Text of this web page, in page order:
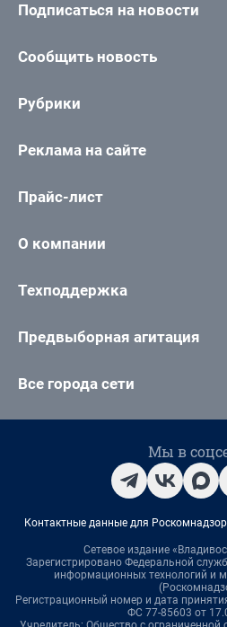
Подписаться на новости
Сообщить новость
Рубрики
Реклама на сайте
Прайс-лист
О компании
Техподдержка
Предвыборная агитация
Все города сети
Мы в
Контактные данные для
Сетевое издание
Зарегистрировано Федеральной
информационных технологий и
Регистрационный номер и дата
ФС 77-85603 от